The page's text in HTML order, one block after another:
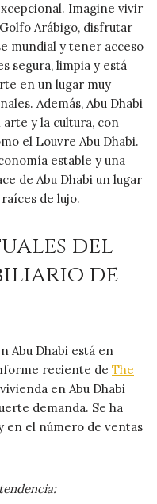
Imagine vivir
Arábigo, disfrutar
mundial y tener acceso
segura, limpia y está
en un lugar muy
Además, Abu Dhabi
y la cultura, con
el Louvre Abu Dhabi.
estable y una
de Abu Dhabi un lugar
de lujo.
del
de
Abu Dhabi está en
reciente de The
en Abu Dhabi
demanda. Se ha
en el número de ventas